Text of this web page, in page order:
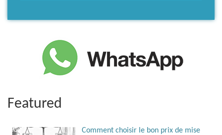
Featured
Comment choisir le bon prix de mise